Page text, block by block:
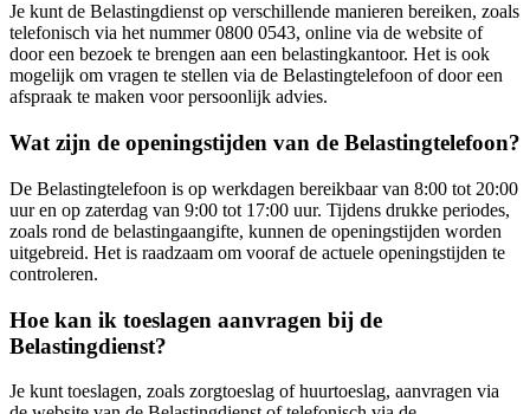
Je kunt de Belastingdienst op verschillende manieren bereiken, zoals
telefonisch via het nummer 0800 0543, online via de website of
door een bezoek te brengen aan een belastingkantoor. Het is ook
mogelijk om vragen te stellen via de Belastingtelefoon of door een
afspraak te maken voor persoonlijk advies.
Wat zijn de openingstijden van de Belastingtelefoon?
De Belastingtelefoon is op werkdagen bereikbaar van 8:00 tot 20:00
uur en op zaterdag van 9:00 tot 17:00 uur. Tijdens drukke periodes,
zoals rond de belastingaangifte, kunnen de openingstijden worden
uitgebreid. Het is raadzaam om vooraf de actuele openingstijden te
controleren.
Hoe kan ik toeslagen aanvragen bij de
Belastingdienst?
Je kunt toeslagen, zoals zorgtoeslag of huurtoeslag, aanvragen via